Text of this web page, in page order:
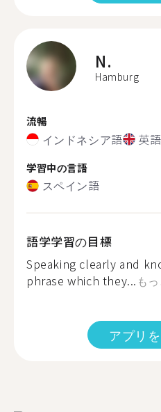
N.
Hamburg
流暢
インドネシア語 英語
学習中の言語
スペイン語
語学学習の目標
Speaking clearly and
phrase which they... も
アプリ